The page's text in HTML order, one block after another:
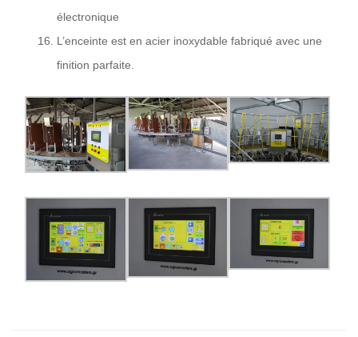
électronique
L’enceinte est en acier inoxydable fabriqué avec une
finition parfaite.